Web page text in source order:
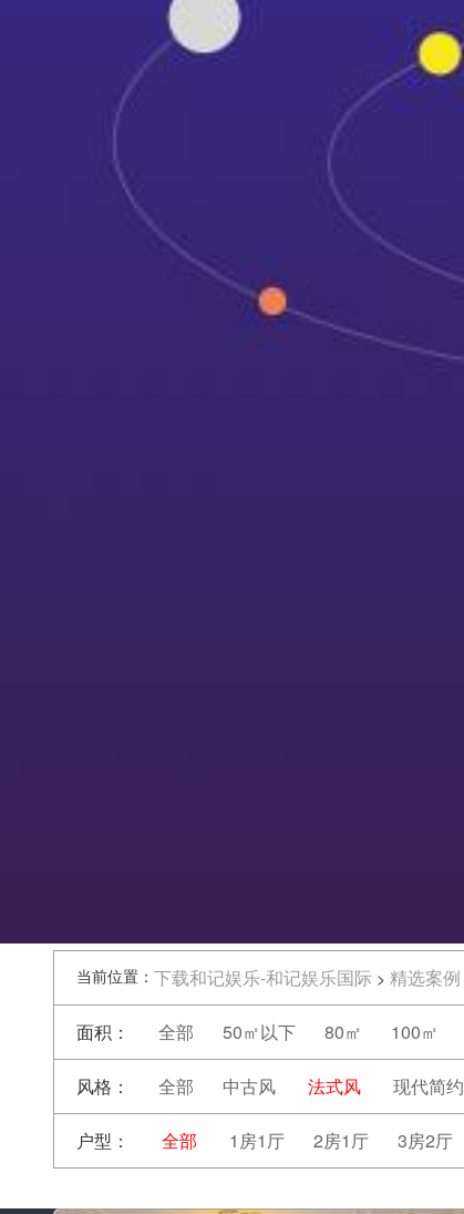
当前位置： 下载和记娱乐-和记娱乐国际 > 精选案例
面积： 全部 50㎡以下 80㎡ 100㎡
风格： 全部 中古风 法式风 现代简约
户型： 全部 1房1厅 2房1厅 3房2厅